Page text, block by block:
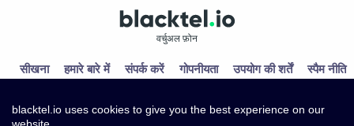
वर्चुअल फ़ोन
सीखना हमारे बारे में संपर्क करें गोपनीयता उपयोग की शर्तें स्पैम नीति
blacktel.io uses cookies to give you the best experience on our